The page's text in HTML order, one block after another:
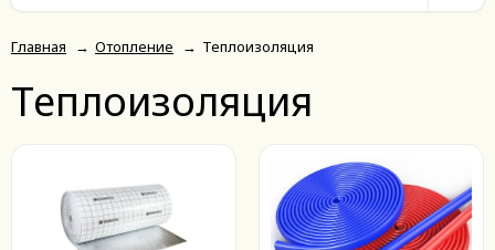
Главная → Отопление → Теплоизоляция
Теплоизоляция